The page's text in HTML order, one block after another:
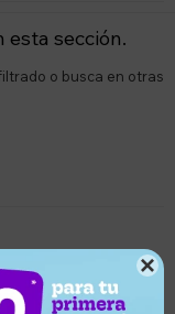

esta sección.
o busca en otras